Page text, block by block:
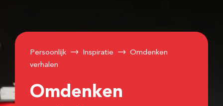
Persoonlijk Inspiratie
Omdenken
verhalen
Omdenken